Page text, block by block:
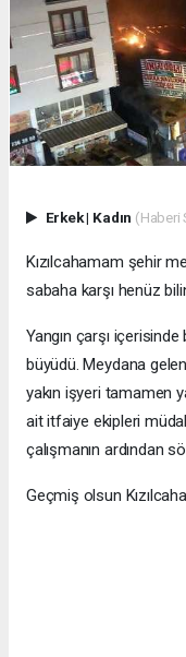
Erkek| Kadın (Haberi
Kızılcahamam şehir
sabaha karşı henüz
Yangın çarşı
büyüdü. Meydana
yakın işyeri tamamen
ait itfaiye ekipleri
çalışmanın ardından
Geçmiş olsun